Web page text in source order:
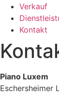
Verkauf
Kontakt
Piano Luxem
Eschersheimer